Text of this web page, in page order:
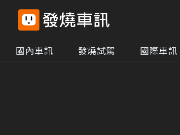
國內車訊 發燒試駕 國際車訊